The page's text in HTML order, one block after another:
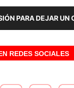
PARA DEJAR UN
REDES SOCIALES